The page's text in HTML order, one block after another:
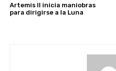
Artemis II inicia maniobras
para dirigirse a la Luna